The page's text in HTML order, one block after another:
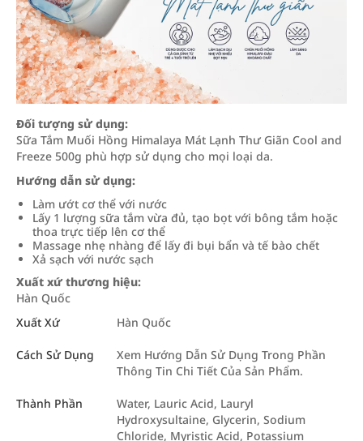
Đối tượng sử dụng:
Sữa Tắm Muối Hồng Himalaya Mát Lạnh Thư Giãn Cool and
Freeze 500g phù hợp sử dụng cho mọi loại da.
Hướng dẫn sử dụng:
Làm ướt cơ thể với nước
Lấy 1 lượng sữa tắm vừa đủ, tạo bọt với bông tắm hoặc
thoa trực tiếp lên cơ thể
Massage nhẹ nhàng để lấy đi bụi bẩn và tế bào chết
Xả sạch với nước sạch
Xuất xứ thương hiệu:
Hàn Quốc
Xuất Xứ
Hàn Quốc
Cách Sử Dụng
Xem Hướng Dẫn Sử Dụng Trong Phần
Thông Tin Chi Tiết Của Sản Phẩm.
Thành Phần
Water, Lauric Acid, Lauryl
Hydroxysultaine, Glycerin, Sodium
Chloride, Myristic Acid, Potassium